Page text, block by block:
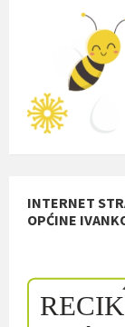
INTERNET
OPĆINE